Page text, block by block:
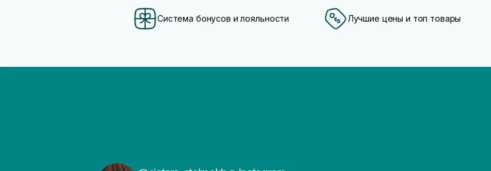
Система бонусов и лояльности Лучшие цены и топ товары